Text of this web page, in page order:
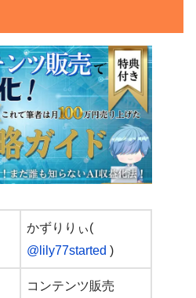
かずりりぃ(
@lily77started )
コンテンツ販売